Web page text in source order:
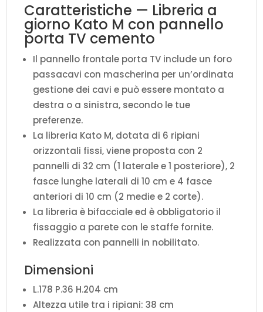
Caratteristiche — Libreria a
giorno Kato M con pannello
porta TV cemento
Il pannello frontale porta TV include un foro
passacavi con mascherina per un’ordinata
gestione dei cavi e può essere montato a
destra o a sinistra, secondo le tue
preferenze.
La libreria Kato M, dotata di 6 ripiani
orizzontali fissi, viene proposta con 2
pannelli di 32 cm (1 laterale e 1 posteriore), 2
fasce lunghe laterali di 10 cm e 4 fasce
anteriori di 10 cm (2 medie e 2 corte).
La libreria è bifacciale ed è obbligatorio il
fissaggio a parete con le staffe fornite.
Realizzata con pannelli in nobilitato.
Dimensioni
L.178 P.36 H.204 cm
Altezza utile tra i ripiani: 38 cm